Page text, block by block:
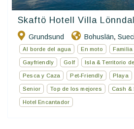
Skaftö Hotell Villa
Grundsund Bohuslän,
Al borde del agua En moto Familia
Gayfriendly Golf Isla & Territorio
Pesca y Caza Pet-Friendly Playa
Senior Top de los mejores Cash &
Hotel Encantador